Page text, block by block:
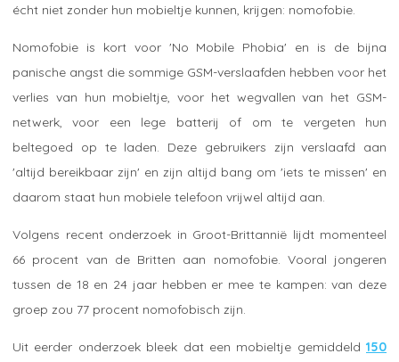
écht niet zonder hun mobieltje kunnen, krijgen: nomofobie.
Nomofobie is kort voor 'No Mobile Phobia' en is de bijna
panische angst die sommige GSM-verslaafden hebben voor het
verlies van hun mobieltje, voor het wegvallen van het GSM-
netwerk, voor een lege batterij of om te vergeten hun
beltegoed op te laden. Deze gebruikers zijn verslaafd aan
'altijd bereikbaar zijn' en zijn altijd bang om 'iets te missen' en
daarom staat hun mobiele telefoon vrijwel altijd aan.
Volgens recent onderzoek in Groot-Brittannië lijdt momenteel
66 procent van de Britten aan nomofobie. Vooral jongeren
tussen de 18 en 24 jaar hebben er mee te kampen: van deze
groep zou 77 procent nomofobisch zijn.
Uit eerder onderzoek bleek dat een mobieltje gemiddeld 150